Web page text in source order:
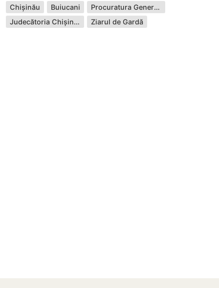
Chișinău Buiucani
Procuratura Generală
Judecătoria Chișinău
Ziarul de Gardă